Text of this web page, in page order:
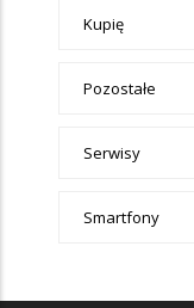
Kupię
Pozostałe
Serwisy
Smartfony